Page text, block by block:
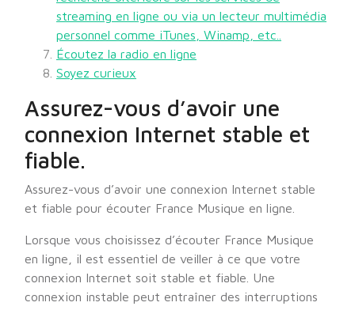
streaming en ligne ou via un lecteur multimédia
personnel comme iTunes, Winamp, etc..
Écoutez la radio en ligne
Soyez curieux
Assurez-vous d’avoir une
connexion Internet stable et
fiable.
Assurez-vous d’avoir une connexion Internet stable
et fiable pour écouter France Musique en ligne.
Lorsque vous choisissez d’écouter France Musique
en ligne, il est essentiel de veiller à ce que votre
connexion Internet soit stable et fiable. Une
connexion instable peut entraîner des interruptions